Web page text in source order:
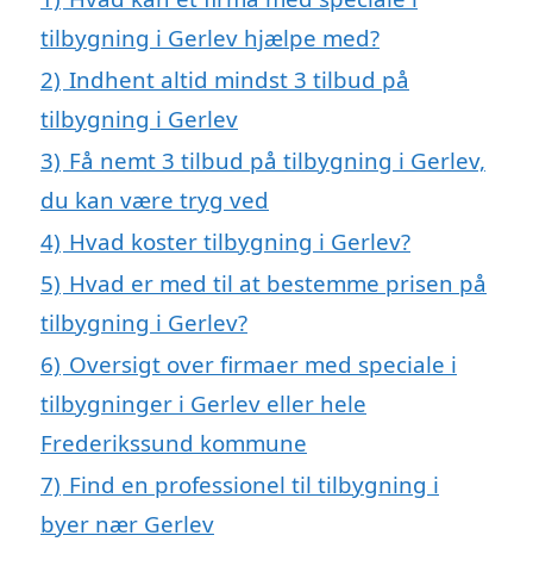
tilbygning i Gerlev hjælpe med?
2) Indhent altid mindst 3 tilbud på
tilbygning i Gerlev
3) Få nemt 3 tilbud på tilbygning i Gerlev,
du kan være tryg ved
4) Hvad koster tilbygning i Gerlev?
5) Hvad er med til at bestemme prisen på
tilbygning i Gerlev?
6) Oversigt over firmaer med speciale i
tilbygninger i Gerlev eller hele
Frederikssund kommune
7) Find en professionel til tilbygning i
byer nær Gerlev